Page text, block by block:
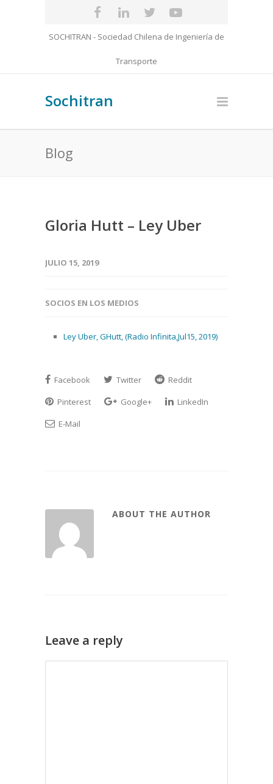
SOCHITRAN - Sociedad Chilena de Ingeniería de
Transporte
Sochitran
Blog
Gloria Hutt – Ley Uber
JULIO 15, 2019
SOCIOS EN LOS MEDIOS
Ley Uber, GHutt, (Radio Infinita,Jul15, 2019)
Facebook Twitter
Reddit
Pinterest
Google+
LinkedIn
E-Mail
ABOUT THE AUTHOR
Leave a reply